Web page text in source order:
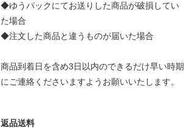
◆ゆうパックにてお送りした商品が破損してい
た場合
◆注文した商品と違うものが届いた場合
商品到着日を含め3日以内のできるだけ早い時期
にご連絡くださいますようお願いいたします。
返品送料